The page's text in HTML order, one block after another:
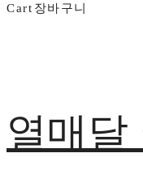
Cart 장바구니
열매달